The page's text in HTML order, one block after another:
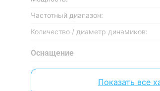
Частотный диапазон:
Количество / диаметр динамиков:
Оснащение
Подсветка:
Показать все